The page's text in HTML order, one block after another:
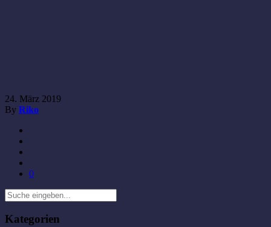
24. März 2019
By Riko
0
Kategorien